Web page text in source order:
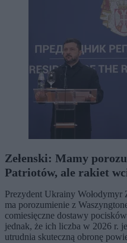
Zełenski: Mamy
Patriotów, ale rakiet
Prezydent Ukrainy Wołodymyr
ma porozumienie z
comiesięczne dostawy
jednak, że ich liczba w 2026 r.
utrudnia skuteczną obronę